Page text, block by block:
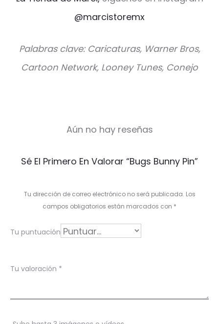
@marcistoremx
Palabras clave: Caricaturas, Warner Bros,
Cartoon Network, Looney Tunes, Conejo
r
i
o
Aún no hay reseñas
Sé El Primero En Valorar “Bugs Bunny Pin”
Tu dirección de correo electrónico no será publicada. Los
campos obligatorios están marcados con *
Tu puntuación
Tu valoración *